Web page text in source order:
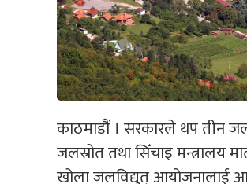
काठमाडौं । सरकारले थप तीन
जलस्रोत तथा सिँचाइ मन्त्रालय
खोला जलविद्युत् आयोजनालाई